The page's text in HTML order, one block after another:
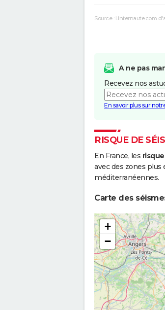
Source : Linternaute.com
A ne pas
Recevez nos
En savoir plus sur
RISQUE DE
En France, les
avec des zones
méditerranéennes.
Carte des
+
−